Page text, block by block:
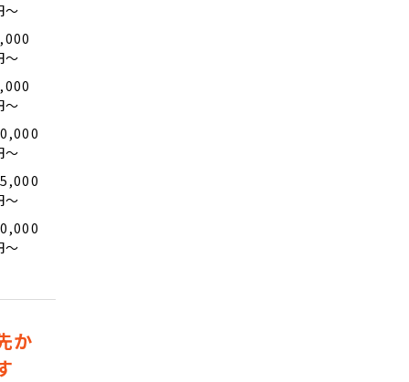
〜
〜
〜
〜
〜
〜
か